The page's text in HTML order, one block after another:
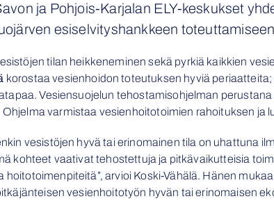
ja Pohjois-Karjalan ELY-keskukset
esiselvityshankkeen
tilan heikkeneminen sekä pyrkiä kaikkien
korostaa vesienhoidon toteutuksen hyviä
Vesiensuojelun tehostamisohjelman
varmistaa vesienhoitotoimien rahoituksen ja
vesistöjen hyvä tai erinomainen tila on uhattuna
kohteet vaativat tehostettuja ja pitkävaikutteisia
arvioi Koski-Vähälä. Hänen
vesienhoitotyön hyvän tai erinomaisen